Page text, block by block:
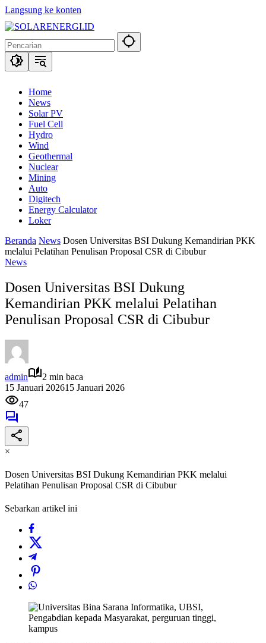
Langsung ke konten
Home
News
Solar PV
Fuel Cell
Hydro
Wind
Geothermal
Nuclear
Mining
Auto
Digitech
Energy Calculator
Loker
Beranda News Dosen Universitas BSI Dukung Kemandirian PKK
melalui Pelatihan Penulisan Proposal CSR di Cibubur
News
Dosen Universitas BSI Dukung
Kemandirian PKK melalui Pelatihan
Penulisan Proposal CSR di Cibubur
admin
2 min baca
15 Januari 202615 Januari 2026
47
×
Dosen Universitas BSI Dukung Kemandirian PKK melalui
Pelatihan Penulisan Proposal CSR di Cibubur
Sebarkan artikel ini